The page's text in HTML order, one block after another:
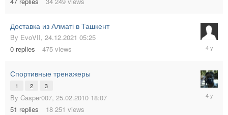
Доставка из Алматі в Ташкент
By EvoVII, 24.12.2021 05:25
0 replies 475 views
05:25
Спортивные тренажеры
1 2 3
By Casper007, 25.02.2010 18:07
51 replies 18 251 views
15:24